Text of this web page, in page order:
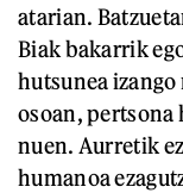
atarian.
Biak bakarrik
hutsunea
osoan, pertsona
nuen. Aurretik
humanoa